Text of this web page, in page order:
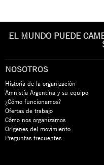
EL MUNDO PUEDE
NOSOTROS
Historia de la organización
Amnistía Argentina y su equipo
¿Cómo funcionamos?
Ofertas de trabajo
Cómo nos organizamos
Orígenes del movimiento
Preguntas frecuentes